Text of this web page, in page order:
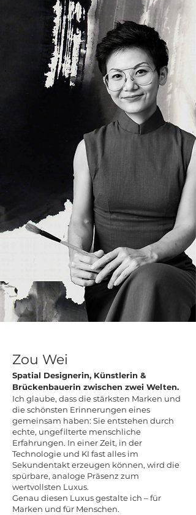
Zou Wei
Spatial Designerin, Künstlerin &
Brückenbauerin zwischen zwei Welten.
Ich glaube, dass die stärksten Marken und
die schönsten Erinnerungen eines
gemeinsam haben: Sie entstehen durch
echte, ungefilterte menschliche
Erfahrungen. In einer Zeit, in der
Technologie und KI fast alles im
Sekundentakt erzeugen können, wird die
spürbare, analoge Präsenz zum
wertvollsten Luxus.
Genau diesen Luxus gestalte ich – für
Marken und für Menschen.